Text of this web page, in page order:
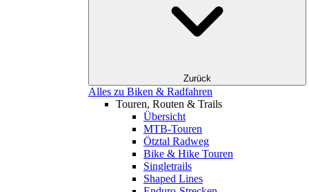
Zurück
Alles zu Biken & Radfahren
Touren, Routen & Trails
Übersicht
MTB-Touren
Ötztal Radweg
Bike & Hike Touren
Singletrails
Shaped Lines